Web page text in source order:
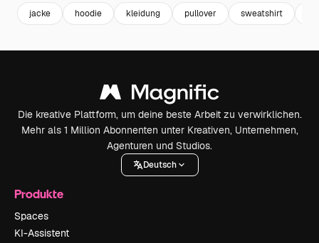
jacke hoodie kleidung pullover sweatshirt
Die kreative Plattform, um deine beste Arbeit zu verwirklichen.
Mehr als 1 Million Abonnenten unter Kreativen, Unternehmen,
Agenturen und Studios.
Deutsch
Produkte
Spaces
KI-Assistent